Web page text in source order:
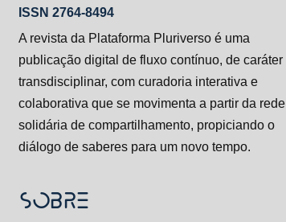
ISSN 2764-8494
A revista da Plataforma Pluriverso é uma
publicação digital de fluxo contínuo, de caráter
transdisciplinar, com curadoria interativa e
colaborativa que se movimenta a partir da rede
solidária de compartilhamento, propiciando o
diálogo de saberes para um novo tempo.
SOBRE